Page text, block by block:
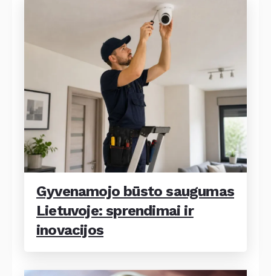
Gyvenamojo būsto saugumas
Lietuvoje: sprendimai ir
inovacijos